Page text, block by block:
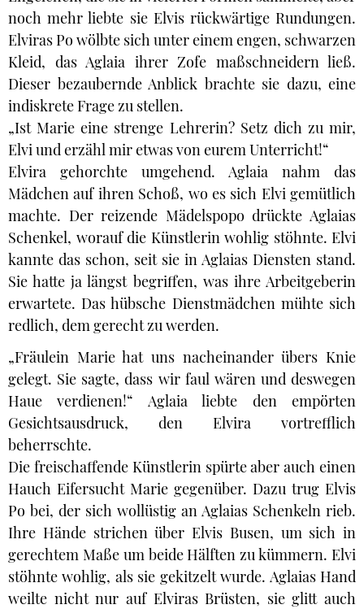
noch mehr liebte sie Elvis rückwärtige Rundungen.
Elviras Po wölbte sich unter einem engen, schwarzen
Kleid, das Aglaia ihrer Zofe maßschneidern ließ.
Dieser bezaubernde Anblick brachte sie dazu, eine
indiskrete Frage zu stellen.
„Ist Marie eine strenge Lehrerin? Setz dich zu mir,
Elvi und erzähl mir etwas von eurem Unterricht!“
Elvira gehorchte umgehend. Aglaia nahm das
Mädchen auf ihren Schoß, wo es sich Elvi gemütlich
machte. Der reizende Mädelspopo drückte Aglaias
Schenkel, worauf die Künstlerin wohlig stöhnte. Elvi
kannte das schon, seit sie in Aglaias Diensten stand.
Sie hatte ja längst begriffen, was ihre Arbeitgeberin
erwartete. Das hübsche Dienstmädchen mühte sich
redlich, dem gerecht zu werden.
„Fräulein Marie hat uns nacheinander übers Knie
gelegt. Sie sagte, dass wir faul wären und deswegen
Haue verdienen!“ Aglaia liebte den empörten
Gesichtsausdruck, den Elvira vortrefflich
beherrschte.
Die freischaffende Künstlerin spürte aber auch einen
Hauch Eifersucht Marie gegenüber. Dazu trug Elvis
Po bei, der sich wollüstig an Aglaias Schenkeln rieb.
Ihre Hände strichen über Elvis Busen, um sich in
gerechtem Maße um beide Hälften zu kümmern. Elvi
stöhnte wohlig, als sie gekitzelt wurde. Aglaias Hand
weilte nicht nur auf Elviras Brüsten, sie glitt auch